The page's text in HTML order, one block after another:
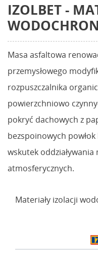
IZOLBET -
Masa asfaltowa
przemysłowego
rozpuszczalnika
powierzchniowo
pokryć dachowych z
bezspoinowych
wskutek
atmosferycznych.
Materiały izolacji